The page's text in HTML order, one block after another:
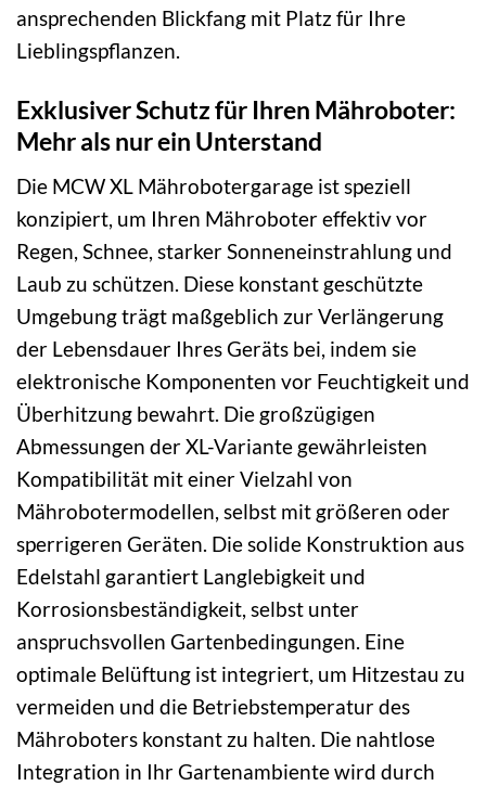
ansprechenden Blickfang mit Platz für Ihre
Lieblingspflanzen.
Exklusiver Schutz für Ihren Mähroboter:
Mehr als nur ein Unterstand
Die MCW XL Mährobotergarage ist speziell
konzipiert, um Ihren Mähroboter effektiv vor
Regen, Schnee, starker Sonneneinstrahlung und
Laub zu schützen. Diese konstant geschützte
Umgebung trägt maßgeblich zur Verlängerung
der Lebensdauer Ihres Geräts bei, indem sie
elektronische Komponenten vor Feuchtigkeit und
Überhitzung bewahrt. Die großzügigen
Abmessungen der XL-Variante gewährleisten
Kompatibilität mit einer Vielzahl von
Mährobotermodellen, selbst mit größeren oder
sperrigeren Geräten. Die solide Konstruktion aus
Edelstahl garantiert Langlebigkeit und
Korrosionsbeständigkeit, selbst unter
anspruchsvollen Gartenbedingungen. Eine
optimale Belüftung ist integriert, um Hitzestau zu
vermeiden und die Betriebstemperatur des
Mähroboters konstant zu halten. Die nahtlose
Integration in Ihr Gartenambiente wird durch